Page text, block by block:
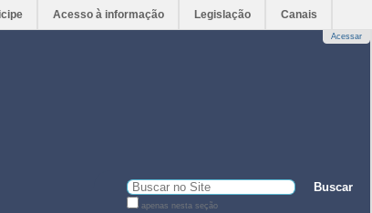
Acesso à informação Legislação Canais
Acessar
Busca
apenas nesta seção